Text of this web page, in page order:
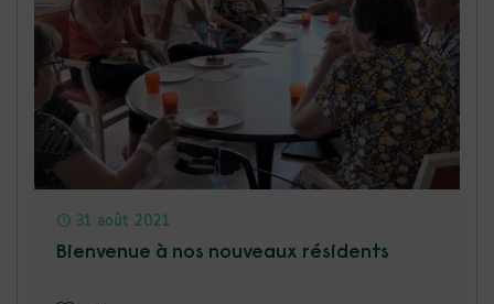
31 août 2021
Bienvenue à nos nouveaux résidents